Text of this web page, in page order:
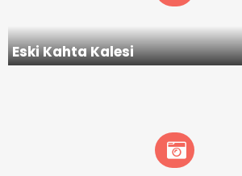
Eski Kahta Kalesi